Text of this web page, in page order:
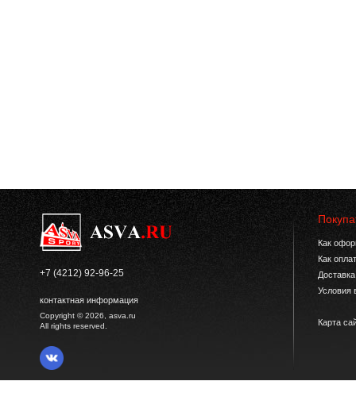
+7 (4212) 92-96-25
контактная информация
Copyright © 2026, asva.ru
All rights reserved.
Как
Как
Условия
Карта